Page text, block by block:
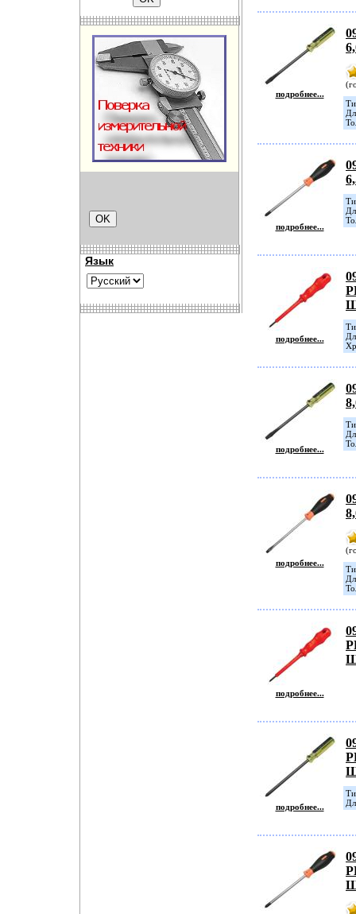
Язык
подробнее...
подробнее...
подробнее...
подробнее...
подробнее...
подробнее...
подробнее...